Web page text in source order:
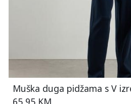
Muška duga pidžama s V
65,95 KM